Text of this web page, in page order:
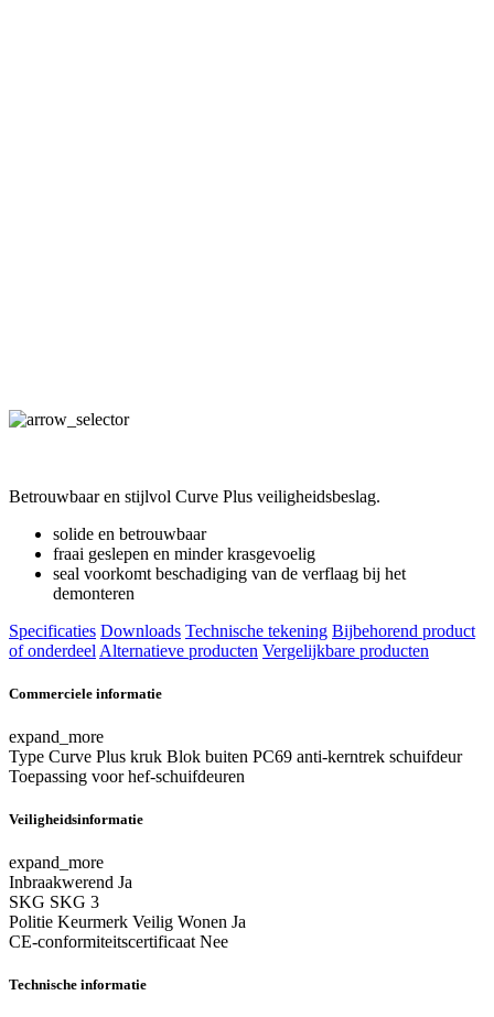
Betrouwbaar en stijlvol Curve Plus veiligheidsbeslag.
solide en betrouwbaar
fraai geslepen en minder krasgevoelig
seal voorkomt beschadiging van de verflaag bij het
demonteren
Specificaties Downloads Technische tekening Bijbehorend product
of onderdeel Alternatieve producten Vergelijkbare producten
Commerciele informatie
expand_more
Type Curve Plus kruk Blok buiten PC69 anti-kerntrek schuifdeur
Toepassing voor hef-schuifdeuren
Veiligheidsinformatie
expand_more
Inbraakwerend Ja
SKG SKG 3
Politie Keurmerk Veilig Wonen Ja
CE-conformiteitscertificaat Nee
Technische informatie